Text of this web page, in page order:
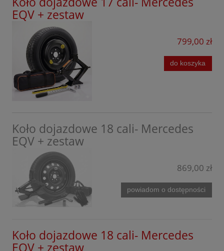
Volvo
Xpeng
EQV + zestaw
799,00 zł
do koszyka
Koło dojazdowe 18 cali- Mercedes
EQV + zestaw
869,00 zł
powiadom o dostępności
Koło dojazdowe 18 cali- Mercedes
EQV + zestaw